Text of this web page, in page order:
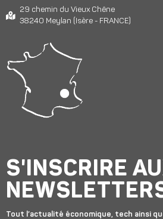
29 chemin du Vieux Chêne
38240 Meylan (Isère - FRANCE)
S'INSCRIRE
Tout l’actualité économique, tech ainsi